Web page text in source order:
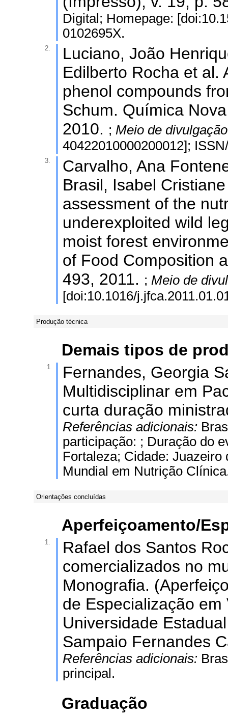
Digital; Homepage:
0102695X.
2.
Luciano, João
Edilberto Rocha et al.
phenol compounds
Schum. Química
2010. ; Meio de
40422010000200012];
3.
Carvalho, Ana
Brasil, Isabel
assessment of the
underexploited wild
moist forest
of Food Composition
493, 2011. ; Meio de
[doi:10.1016/
Produção técnica
Demais tipos de
1
Fernandes, Georgia
Multidisciplinar em
curta duração
Referências adicionais:
participação: ; Duração do
Fortaleza; Cidade:
Mundial em Nutrição
Orientações concluídas
Aperfeiçoamento/
1.
Rafael dos Santos
comercializados no
Monografia.
de Especialização
Universidade
Sampaio Fernandes
Referências adicionais:
principal.
Graduação